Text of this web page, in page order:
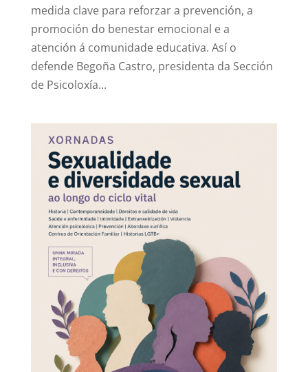
medida clave para reforzar a prevención, a
promoción do benestar emocional e a
atención á comunidade educativa. Así o
defende Begoña Castro, presidenta da Sección
de Psicoloxía...